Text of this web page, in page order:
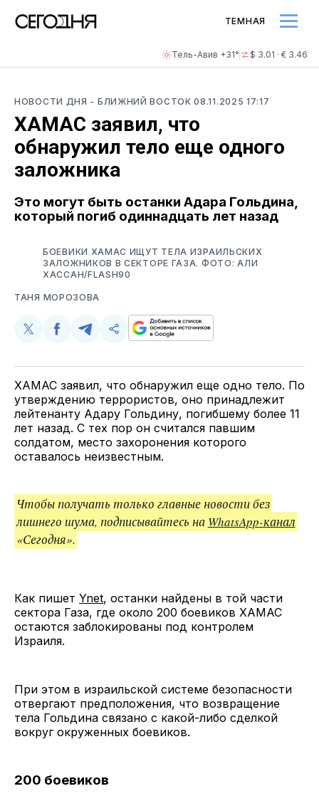
Тель-Авив +31° $ 3.01 · € 3.46
ТЕМНАЯ
НОВОСТИ ДНЯ - БЛИЖНИЙ ВОСТОК08.11.2025 17:17
ХАМАС заявил, что
обнаружил тело еще одного
заложника
Это могут быть останки Адара Гольдина,
который погиб одиннадцать лет назад
БОЕВИКИ ХАМАС ИЩУТ ТЕЛА ИЗРАИЛЬСКИХ
ЗАЛОЖНИКОВ В СЕКТОРЕ ГАЗА. ФОТО: АЛИ
ХАССАН/FLASH90
ТАНЯ МОРОЗОВА
Поделиться
Twitter
Поделиться
Facebook
Поделиться
Telegram
Скопируйте
поделитесь
ссылкой
ХАМАС заявил, что обнаружил еще одно тело. По
утверждению террористов, оно принадлежит
лейтенанту Адару Гольдину, погибшему более 11
лет назад. С тех пор он считался павшим
солдатом, место захоронения которого
оставалось неизвестным.
Чтобы получать только главные новости без
лишнего шума, подписывайтесь на WhatsApp-канал
«Сегодня».
Как пишет Ynet, останки найдены в той части
сектора Газа, где около 200 боевиков ХАМАС
остаются заблокированы под контролем
Израиля.
При этом в израильской системе безопасности
отвергают предположения, что возвращение
тела Гольдина связано с какой-либо сделкой
вокруг окруженных боевиков.
200 боевиков